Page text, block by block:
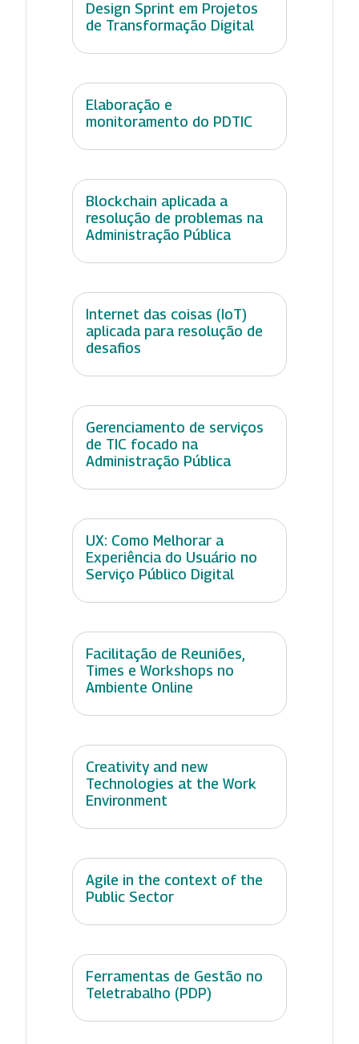
Design Sprint em Projetos
de Transformação Digital
Elaboração e
monitoramento do PDTIC
Blockchain aplicada a
resolução de problemas na
Administração Pública
Internet das coisas (IoT)
aplicada para resolução de
desafios
Gerenciamento de serviços
de TIC focado na
Administração Pública
UX: Como Melhorar a
Experiência do Usuário no
Serviço Público Digital
Facilitação de Reuniões,
Times e Workshops no
Ambiente Online
Creativity and new
Technologies at the Work
Environment
Agile in the context of the
Public Sector
Ferramentas de Gestão no
Teletrabalho (PDP)